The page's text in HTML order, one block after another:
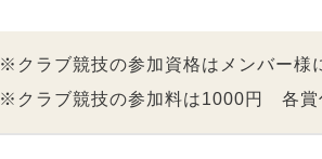
※クラブ競技の参加資格はメンバー様
※クラブ競技の参加料は1000円 各賞